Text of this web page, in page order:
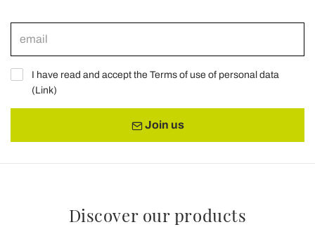
I have read and accept the Terms of use of personal data
(Link)
Join us
Discover our products